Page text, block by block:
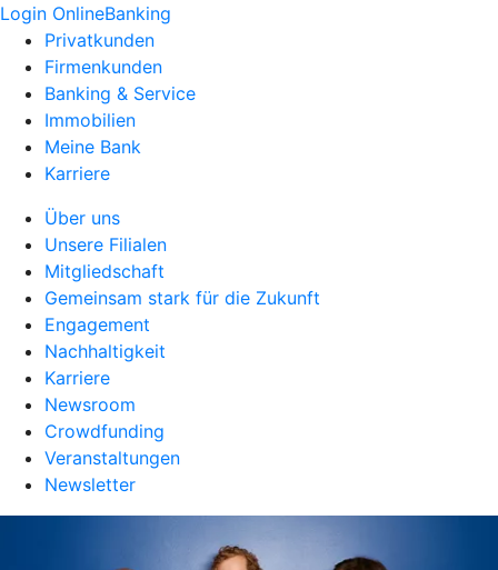
Login OnlineBanking
Privatkunden
Firmenkunden
Banking & Service
Immobilien
Meine Bank
Karriere
Über uns
Unsere Filialen
Mitgliedschaft
Gemeinsam stark für die Zukunft
Engagement
Nachhaltigkeit
Karriere
Newsroom
Crowdfunding
Veranstaltungen
Newsletter